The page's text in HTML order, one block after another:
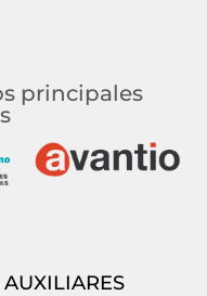
principales
AUXILIARES